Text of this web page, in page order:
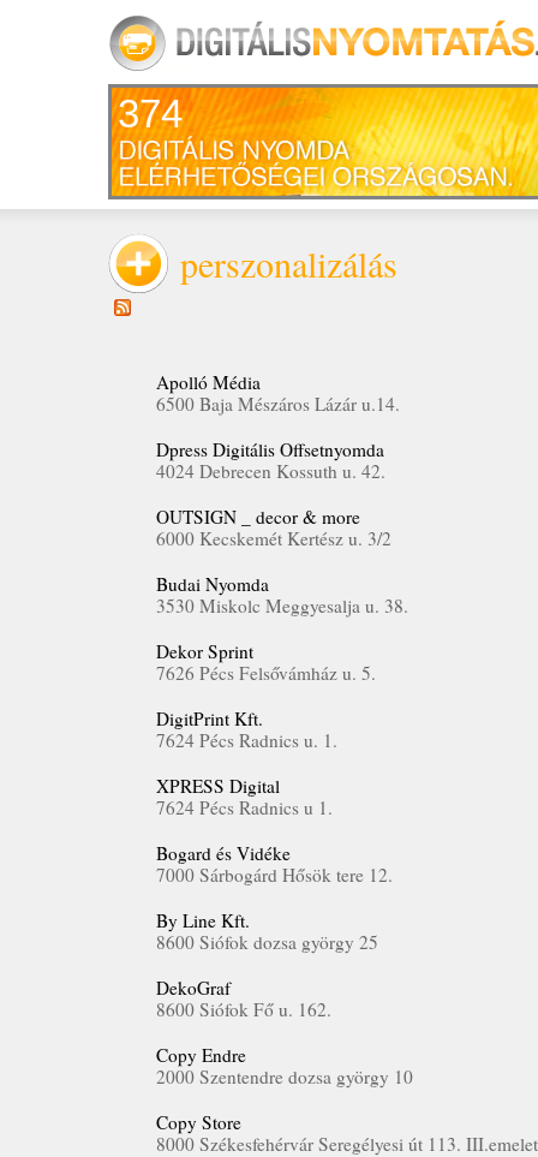
374
perszonalizálás
Apolló Média
6500 Baja Mészáros Lázár u.14.
Dpress Digitális Offsetnyomda
4024 Debrecen Kossuth u. 42.
OUTSIGN _ decor & more
6000 Kecskemét Kertész u. 3/2
Budai Nyomda
3530 Miskolc Meggyesalja u. 38.
Dekor Sprint
7626 Pécs Felsővámház u. 5.
DigitPrint Kft.
7624 Pécs Radnics u. 1.
XPRESS Digital
7624 Pécs Radnics u 1.
Bogard és Vidéke
7000 Sárbogárd Hősök tere 12.
By Line Kft.
8600 Siófok dozsa györgy 25
DekoGraf
8600 Siófok Fő u. 162.
Copy Endre
2000 Szentendre dozsa györgy 10
Copy Store
8000 Székesfehérvár Seregélyesi út 113.